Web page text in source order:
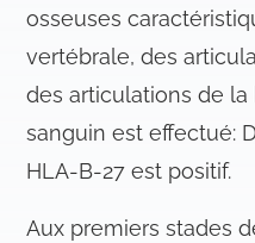
osseuses
vertébrale, des
des articulations de
sanguin est effectué:
HLA-B-27 est positif.
Aux premiers stades